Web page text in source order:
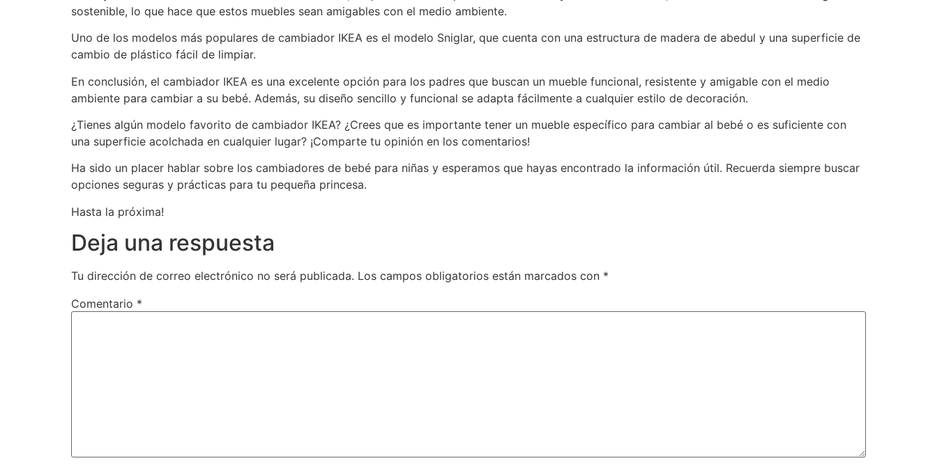
sostenible, lo que hace que estos muebles sean amigables con el medio ambiente.
Uno de los modelos más populares de cambiador IKEA es el modelo Sniglar, que cuenta con una estructura de madera de abedul y una superficie de
cambio de plástico fácil de limpiar.
En conclusión, el cambiador IKEA es una excelente opción para los padres que buscan un mueble funcional, resistente y amigable con el medio
ambiente para cambiar a su bebé. Además, su diseño sencillo y funcional se adapta fácilmente a cualquier estilo de decoración.
¿Tienes algún modelo favorito de cambiador IKEA? ¿Crees que es importante tener un mueble específico para cambiar al bebé o es suficiente con
una superficie acolchada en cualquier lugar? ¡Comparte tu opinión en los comentarios!
Ha sido un placer hablar sobre los cambiadores de bebé para niñas y esperamos que hayas encontrado la información útil. Recuerda siempre buscar
opciones seguras y prácticas para tu pequeña princesa.
Hasta la próxima!
Deja una respuesta
Tu dirección de correo electrónico no será publicada. Los campos obligatorios están marcados con *
Comentario *